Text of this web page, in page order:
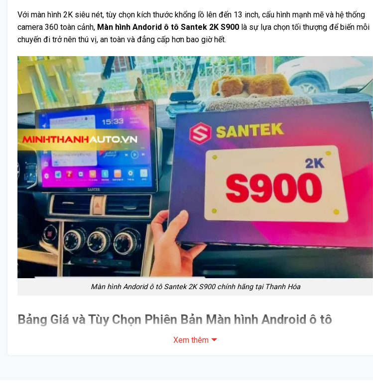
Với màn hình 2K siêu nét, tùy chọn kích thước khổng lồ lên đến 13 inch, cấu hình mạnh mẽ và hệ thống
camera 360 toàn cảnh, Màn hình Andorid ô tô Santek 2K S900 là sự lựa chọn tối thượng để biến mỗi
chuyến đi trở nên thú vị, an toàn và đẳng cấp hơn bao giờ hết.
Màn hình Andorid ô tô Santek 2K S900 chính hãng tại Thanh Hóa
Bảng Giá và Tùy Chọn Phiên Bản Màn hình Android ô tô
Xem thêm